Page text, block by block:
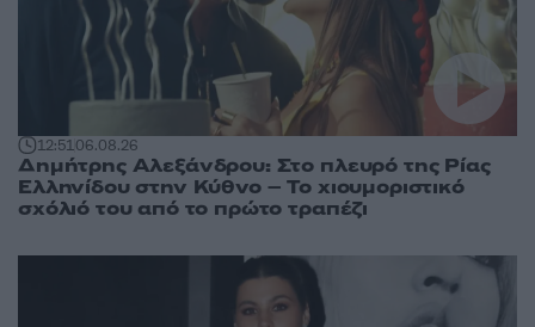
12:5106.08.26
Δημήτρης Αλεξάνδρου: Στο πλευρό της Ρίας
Ελληνίδου στην Κύθνο – Το χιουμοριστικό
σχόλιό του από το πρώτο τραπέζι